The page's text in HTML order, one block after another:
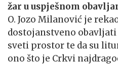
žar u uspješnom
O. Jozo Milanović je
dostojanstveno obavljati
sveti prostor te da su
ono što je Crkvi